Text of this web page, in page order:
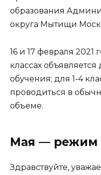
образования
округа Мытищи
16 и 17 февраля 2021
классах
обучения; для 1-4
проводиться в
объеме.
Мая — режим
Здравствуйте,